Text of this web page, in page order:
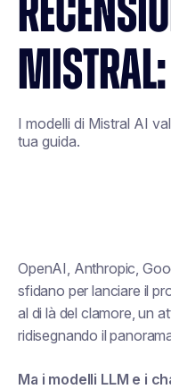
I modelli di Mistral AI
tua guida.
OpenAI, Anthropic,
sfidano per lanciare il
al di là del clamore, un
ridisegnando il
Ma i modelli LLM e i